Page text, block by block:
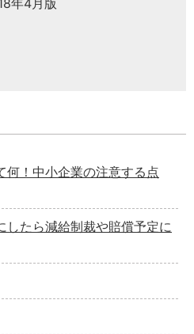
何！中小企業の注意する点
したら減給制裁や賠償予定に